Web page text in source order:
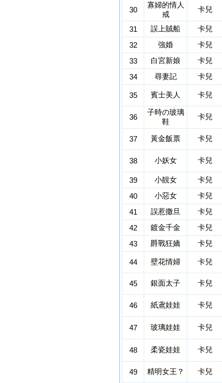
30
寡婦的情人
戒
卡兒
31 誤上賊船
卡兒
32
強婚
卡兒
33
白宮新娘
卡兒
34
尋妻記 卡兒
35 賓士美人 卡兒
36
子時の玻璃
鞋
卡兒
37 黃金飯票 卡兒
38 小妖女 卡兒
39 小靚女
卡兒
40
小惡女
卡兒
41
誤惹撒旦
卡兒
42
鍍金千金
卡兒
43
爵戰狂嬌 卡兒
44 壁花情婦 卡兒
45 銀面太子 卡兒
46 紙鳶娃娃 卡兒
47 玻璃娃娃 卡兒
48 柔瓷娃娃 卡兒
49 精明女王？ 卡兒